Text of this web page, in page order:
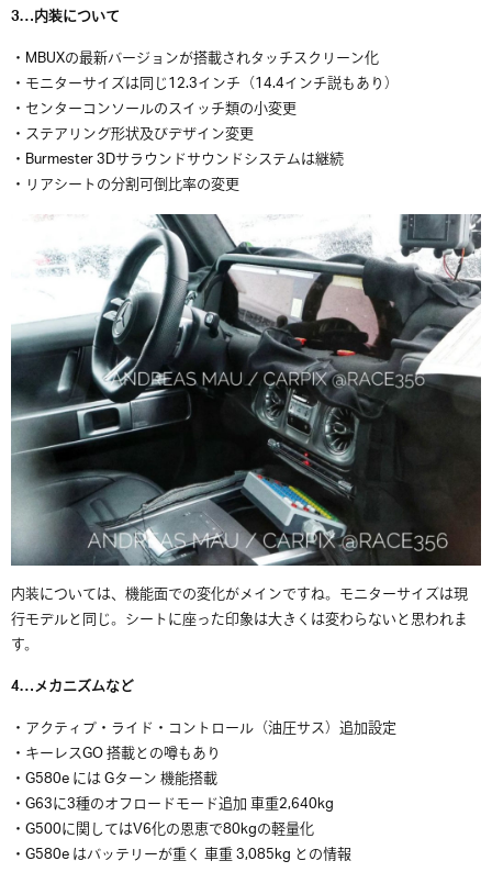
3…内装について
・MBUXの最新バージョンが搭載されタッチスクリーン化
・モニターサイズは同じ12.3インチ（14.4インチ説もあり）
・センターコンソールのスイッチ類の小変更
・ステアリング形状及びデザイン変更
・Burmester 3Dサラウンドサウンドシステムは継続
・リアシートの分割可倒比率の変更
内装については、機能面での変化がメインですね。モニターサイズは現
行モデルと同じ。シートに座った印象は大きくは変わらないと思われま
す。
4…メカニズムなど
・アクティブ・ライド・コントロール（油圧サス）追加設定
・キーレスGO 搭載との噂もあり
・G580e には Gターン 機能搭載
・G63に3種のオフロードモード追加 車重2,640kg
・G500に関してはV6化の恩恵で80kgの軽量化
・G580e はバッテリーが重く 車重 3,085kg との情報